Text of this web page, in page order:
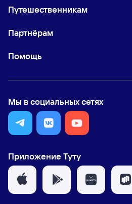
Путешественникам
Партнёрам
Помощь
Мы в социальных сетях
Приложение Туту